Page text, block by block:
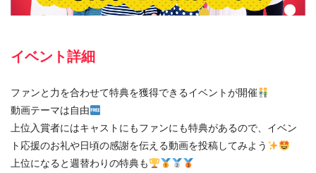
イベント詳細
ファンと力を合わせて特典を獲得できるイベントが開催
動画テーマは自由
上位入賞者にはキャストにもファンにも特典があるので、イベン
ト応援のお礼や日頃の感謝を伝える動画を投稿してみよう
上位になると週替わりの特典も